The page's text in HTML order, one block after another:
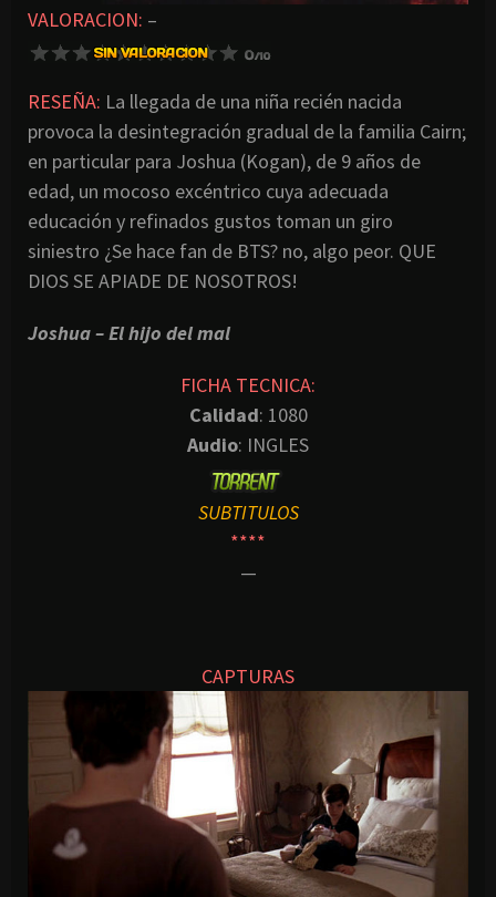
VALORACION: –
RESEÑA: La llegada de una niña recién nacida
provoca la desintegración gradual de la familia Cairn;
en particular para Joshua (Kogan), de 9 años de
edad, un mocoso excéntrico cuya adecuada
educación y refinados gustos toman un giro
siniestro ¿Se hace fan de BTS? no, algo peor. QUE
DIOS SE APIADE DE NOSOTROS!
Joshua – El hijo del mal
FICHA TECNICA:
Calidad: 1080
Audio: INGLES
SUBTITULOS
****
—
CAPTURAS